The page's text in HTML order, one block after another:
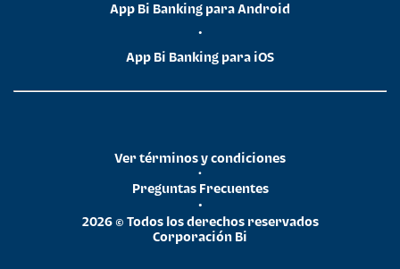
App Bi Banking para Android
•
App Bi Banking para iOS
2026 © Todos los derechos reservados
Corporación Bi
•
Preguntas Frecuentes
•
Ver términos y condiciones